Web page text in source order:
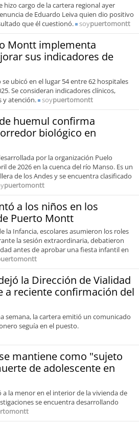
hizo cargo de la cartera regional ayer
de Eduardo Leiva quien dio positivo
que él cuestionó.
soypuertomontt
Montt implementa
sus indicadores de
ubicó en el lugar 54 entre 62 hospitales
Se consideran indicadores clínicos,
y atención.
soypuertomontt
huemul confirma
biológico en
por la organización Puelo
de 2026 en la cuenca del río Manso. Es un
de los Andes y se encuentra clasificado
puertomontt
a los niños en los
Puerto Montt
la Infancia, escolares asumieron los roles
la sesión extraordinaria, debatieron
antes de aprobar una fiesta infantil en
la Dirección de Vialidad
a reciente confirmación del
semana, la cartera emitió un comunicado
seguía en el puesto.
mantiene como "sujeto
de adolescente en
la menor en el interior de la vivienda de
se encuentra desarrollando